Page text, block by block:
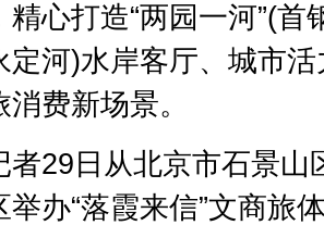
心打造“两园一河”(首
定河)水岸客厅、城市活
费新场景。
29日从北京市石景山
办“落霞来信”文商旅